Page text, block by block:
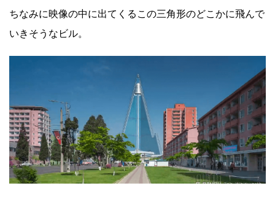
ちなみに映像の中に出てくるこの三角形のどこかに飛んで
いきそうなビル。